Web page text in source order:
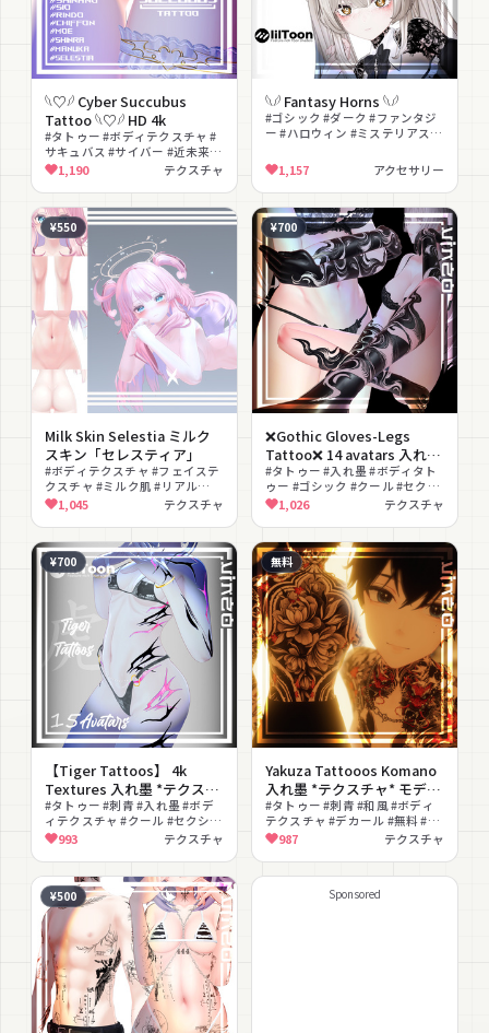
𓆩♡𓆪 Cyber Succubus
Tattoo 𓆩♡𓆪 HD 4k
#タトゥー #ボディテクスチャ #
サキュバス #サイバー #近未来 #
セクシー #入れ墨 #改変 #テクス
チャ
1,190 テクスチャ
𓆩𓆪 Fantasy Horns 𓆩𓆪
#ゴシック #ダーク #ファンタジ
ー #ハロウィン #ミステリアス #
1,157 アクセサリー
¥550
Milk Skin Selestia ミルク
スキン「セレスティア」
#ボディテクスチャ #フェイステ
クスチャ #ミルク肌 #リアル
#PSD付き
1,045 テクスチャ
¥700
❌Gothic Gloves-Legs
Tattoo❌ 14 avatars 入れ墨
*テクスチャ* /HD 4k
Textures
#タトゥー #入れ墨 #ボディタト
ゥー #ゴシック #クール #セクシ
ー #グローブ #ニーハイ #色変え
#ダーク
1,026 テクスチャ
¥700
【Tiger Tattoos】 4k
Textures 入れ墨 *テクスチ
ャ* /HD
#タトゥー #刺青 #入れ墨 #ボデ
ィテクスチャ #クール #セクシー
#トライバル #ピンク #テクスチ
993 テクスチャ
無料
Yakuza Tattooos Komano
入れ墨 *テクスチャ* モデル
「狛乃」
#タトゥー #刺青 #和風 #ボディ
テクスチャ #デカール #無料 #ダ
ーク #テクスチャ素材
987 テクスチャ
¥500 Sponsored